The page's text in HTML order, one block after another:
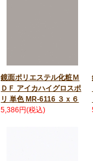
鏡面ポリエステル化粧Ｍ
ＤＦ アイカハイグロスポ
リ 単色 MR-6116 ３ｘ６
5,386円(税込)